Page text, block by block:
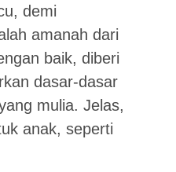
demi
amanah dari
baik, diberi
dasar-dasar
mulia. Jelas,
anak, seperti